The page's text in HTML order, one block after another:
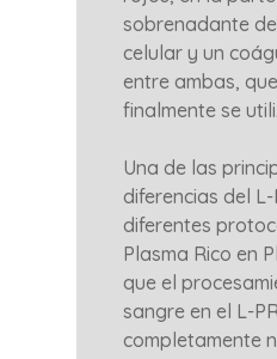
sobrenadante
celular y un
entre ambas,
finalmente se
Una de las
diferencias del L-
diferentes
Plasma Rico en
que el
sangre en el L-
completamente